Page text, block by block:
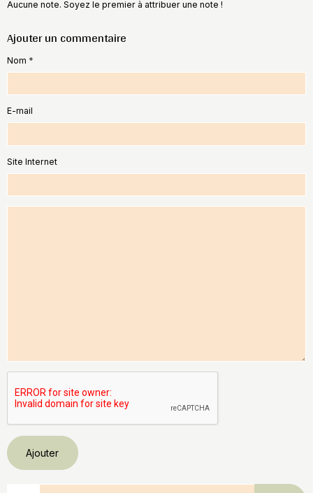
Aucune note. Soyez le premier à attribuer une note !
Ajouter un commentaire
Nom
E-mail
Site Internet
Ajouter